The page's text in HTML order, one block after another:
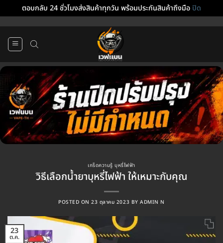
ตอบกลับ 24 ชั่วโมงส่งสินค้าทุกวัน พร้อมประกันสินค้าถึงมือปิด
เกร็ดความรู้ บุหรี่ไฟฟ้า
วิธีเลือกน้ำยาบุหรี่ไฟฟ้า ให้เหมาะกับคุณ
POSTED ON23 ตุลาคม 2023 BYADMIN N
23
ต.ค.